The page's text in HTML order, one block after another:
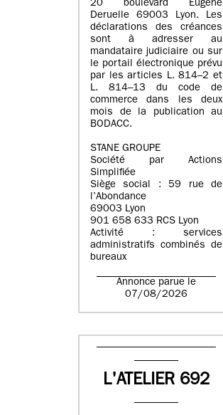
20 boulevard Eugène
Deruelle 69003 Lyon. Les
déclarations des créances
sont à adresser au
mandataire judiciaire ou sur
le portail électronique prévu
par les articles L. 814–2 et
L. 814–13 du code de
commerce dans les deux
mois de la publication au
BODACC.
STANE GROUPE
Société par Actions
Simplifiée
Siège social : 59 rue de
l’Abondance
69003 Lyon
901 658 633 RCS Lyon
Activité : services
administratifs combinés de
bureaux
Annonce parue le
07/08/2026
L'ATELIER 692